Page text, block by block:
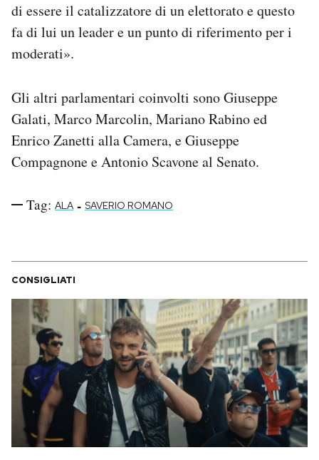
Regala il Post
Hai bisogno di aiuto?
di essere il catalizzatore di un elettorato e questo
fa di lui un leader e un punto di riferimento per i
moderati».
Gli altri parlamentari coinvolti sono Giuseppe
Galati, Marco Marcolin, Mariano Rabino ed
Enrico Zanetti alla Camera, e Giuseppe
Compagnone e Antonio Scavone al Senato.
Tag: ALA - SAVERIO ROMANO
CONSIGLIATI